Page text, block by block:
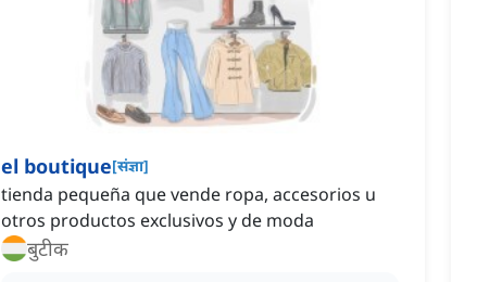
el boutique[संज्ञा]
tienda pequeña que vende ropa, accesorios u
otros productos exclusivos y de moda
बुटीक